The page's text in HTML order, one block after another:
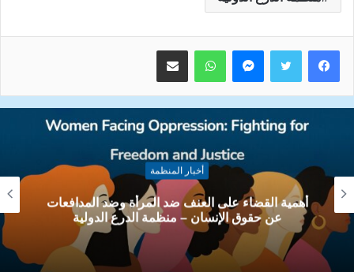
ماسنجر واتساب مشاركة عبر البريد
أخبار المنظمة
أهمية القضاء على العنف ضد المرأة وضد المدافعات
عن حقوق الإنسان – منظمة الدرع الدولية